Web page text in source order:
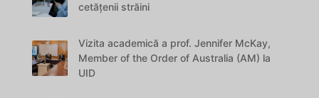
cetățenii străini
Vizita academică a prof. Jennifer McKay,
Member of the Order of Australia (AM) la
UID